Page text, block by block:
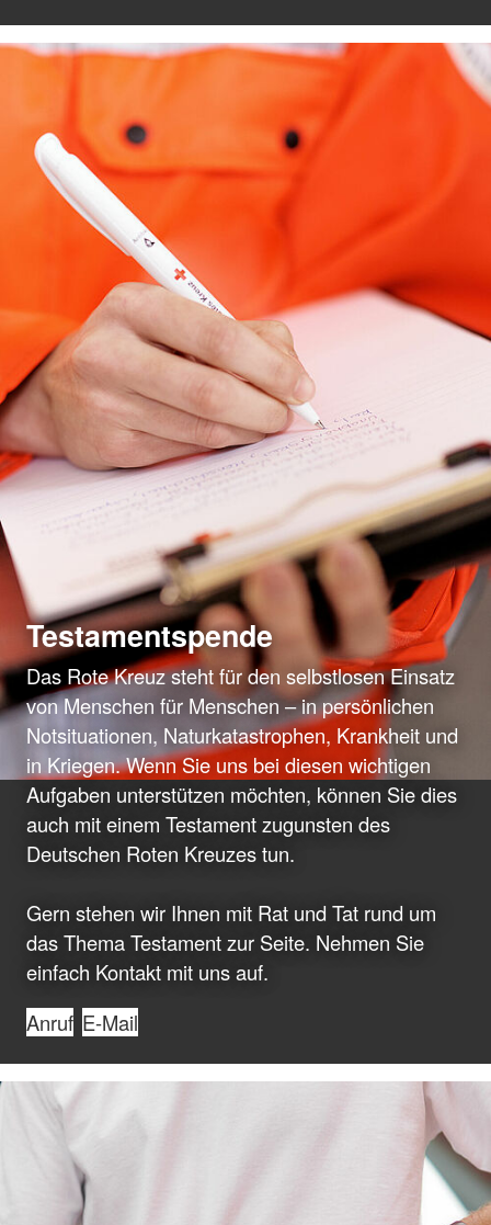
Testamentspende
Das Rote Kreuz steht für den selbstlosen Einsatz
von Menschen für Menschen – in persönlichen
Notsituationen, Naturkatastrophen, Krankheit und
in Kriegen. Wenn Sie uns bei diesen wichtigen
Aufgaben unterstützen möchten, können Sie dies
auch mit einem Testament zugunsten des
Deutschen Roten Kreuzes tun.
Gern stehen wir Ihnen mit Rat und Tat rund um
das Thema Testament zur Seite. Nehmen Sie
einfach Kontakt mit uns auf.
Anruf E-Mail